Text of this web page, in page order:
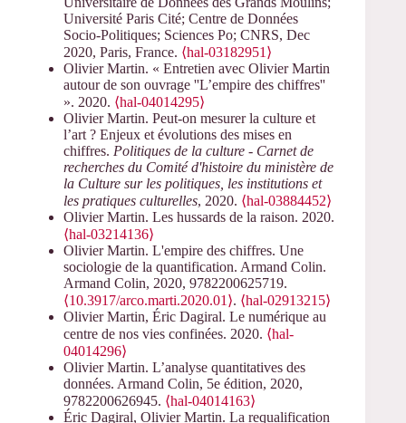
Université Paris Cité; Centre de Données
Socio-Politiques; Sciences Po; CNRS, Dec
2020, Paris, France. ⟨hal-03182951⟩
Olivier Martin. « Entretien avec Olivier Martin
autour de son ouvrage ''L’empire des chiffres''
». 2020. ⟨hal-04014295⟩
Olivier Martin. Peut-on mesurer la culture et
l’art ? Enjeux et évolutions des mises en
chiffres. Politiques de la culture - Carnet de
recherches du Comité d'histoire du ministère de
la Culture sur les politiques, les institutions et
les pratiques culturelles, 2020. ⟨hal-03884452⟩
Olivier Martin. Les hussards de la raison. 2020.
⟨hal-03214136⟩
Olivier Martin. L'empire des chiffres. Une
sociologie de la quantification. Armand Colin.
Armand Colin, 2020, 9782200625719.
⟨10.3917/arco.marti.2020.01⟩. ⟨hal-02913215⟩
Olivier Martin, Éric Dagiral. Le numérique au
centre de nos vies confinées. 2020. ⟨hal-
04014296⟩
Olivier Martin. L’analyse quantitatives des
données. Armand Colin, 5e édition, 2020,
9782200626945. ⟨hal-04014163⟩
Éric Dagiral, Olivier Martin. La requalification